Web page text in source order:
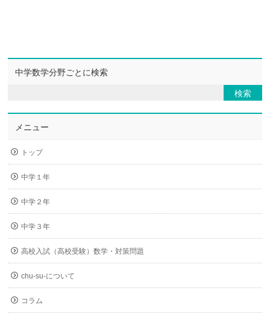
中学数学分野ごとに検索
メニュー
トップ
中学１年
中学２年
中学３年
高校入試（高校受験）数学・対策問題
chu-su-について
コラム